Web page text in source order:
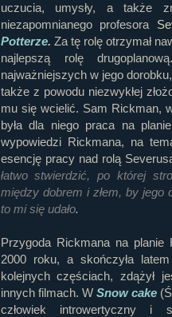
uczucia, umysły, a także
niezapomnianego profesora
Potterze. Za tę rolę otrzymał
najlepszą rolę
najważniejszych w jego
także z powodu niezwykłej
mu się wcielić. Sam Rickman,
była dla niego praca na
wypowiedzi Rickmana, na
esencję pracy nad rolą
łatwo stwierdzić, po której
między dobrem i złem, by jego
to mi się udało.
Przygoda Rickmana na planie
2000 roku, a skończyła
kolejnych częściach, zdążył
innych filmach. W Snow cake
człowiek introwertyczny i